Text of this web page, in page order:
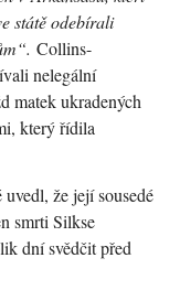
státě odebírali
Collins-
nelegální
matek ukradených
který řídila
že její sousedé
smrti Silkse
dní svědčit před